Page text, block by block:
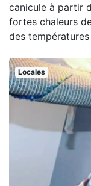
canicule à partir
fortes chaleurs
des
Locales